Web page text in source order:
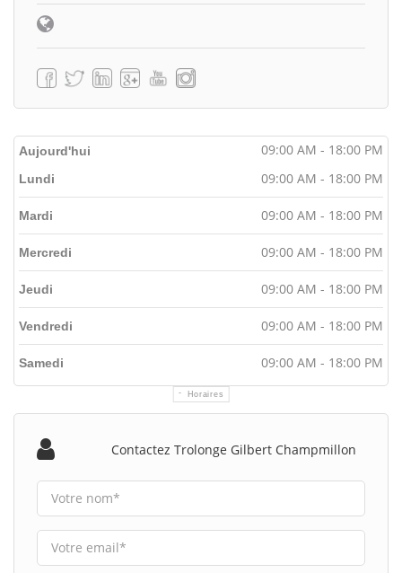
Aujourd'hui 09:00 AM - 18:00 PM
Horaires
Lundi 09:00 AM - 18:00 PM
Mardi 09:00 AM - 18:00 PM
Mercredi 09:00 AM - 18:00 PM
Jeudi 09:00 AM - 18:00 PM
Vendredi 09:00 AM - 18:00 PM
Samedi 09:00 AM - 18:00 PM
Contactez Trolonge Gilbert Champmillon